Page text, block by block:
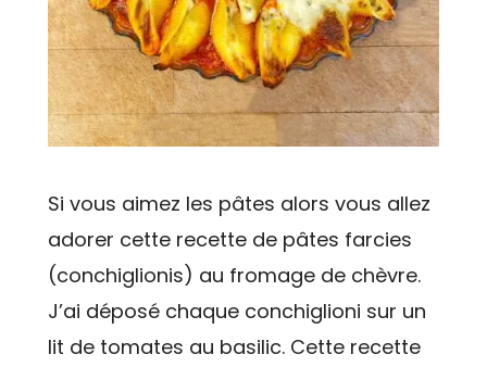
Si vous aimez les pâtes alors vous allez
adorer cette recette de pâtes farcies
(conchiglionis) au fromage de chèvre.
J’ai déposé chaque conchiglioni sur un
lit de tomates au basilic. Cette recette